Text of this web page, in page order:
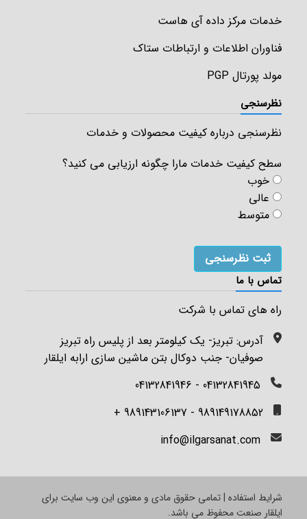
خدمات مرکز داده آی هاست
فناوران اطلاعات و ارتباطات ستاک
مولد پورتال PGP
نظرسنجی
نظرسنجی درباره کیفیت محصولات و خدمات
سطح کیفیت خدمات مارا چگونه ارزیابی می کنید؟
خوب
عالی
متوسط
تماس با ما
راه های تماس با شرکت
آدرس: تبریز- یک کیلومتر بعد از پلیس راه تبریز
صوفیان- جنب دوکال بتن ماشین سازی ارابه ایلقار
04132841945 - 04132841946
989149178852 - 989143106137 +
info@ilgarsanat.com
شرایط استفاده | تمامی حقوق مادی و معنوی این وب سایت برای
ایلقار صنعت محفوظ می باشد.